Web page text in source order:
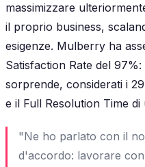
massimizzare
il proprio business,
esigenze. Mulberry ha
Satisfaction Rate del
sorprende, considerati i
e il Full Resolution Time
"Ne ho parlato con il
d'accordo: lavorare